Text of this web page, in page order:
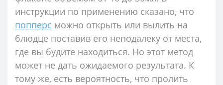
инструкции по применению сказано, что
попперс можно открыть или вылить на
блюдце поставив его неподалеку от места,
где вы будите находиться. Но этот метод
может не дать ожидаемого результата. К
тому же, есть вероятность, что пролить